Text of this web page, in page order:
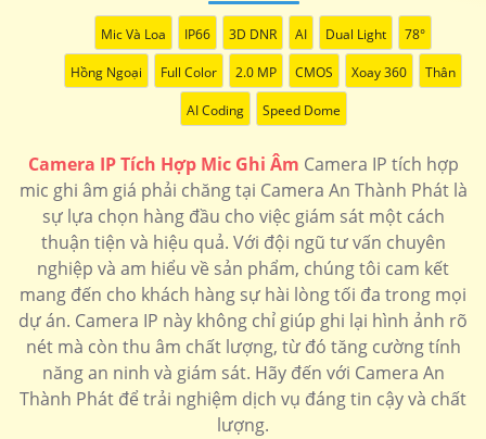
'
Mic Và Loa IP66 3D DNR AI Dual Light 78°
Hồng Ngoại Full Color 2.0 MP CMOS Xoay 360 Thân
AI Coding Speed Dome
Camera IP Tích Hợp Mic Ghi Âm Camera IP tích hợp
mic ghi âm giá phải chăng tại Camera An Thành Phát là
sự lựa chọn hàng đầu cho việc giám sát một cách
thuận tiện và hiệu quả. Với đội ngũ tư vấn chuyên
nghiệp và am hiểu về sản phẩm, chúng tôi cam kết
mang đến cho khách hàng sự hài lòng tối đa trong mọi
dự án. Camera IP này không chỉ giúp ghi lại hình ảnh rõ
nét mà còn thu âm chất lượng, từ đó tăng cường tính
năng an ninh và giám sát. Hãy đến với Camera An
Thành Phát để trải nghiệm dịch vụ đáng tin cậy và chất
lượng.